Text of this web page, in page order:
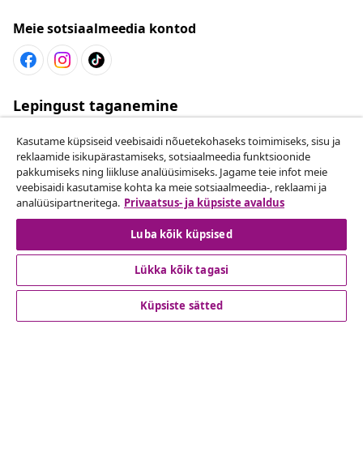
Meie sotsiaalmeedia kontod
Lepingust taganemine
Lepingust taganemine
Klienditeenindus
Ettevõte
Kasutame küpsiseid veebisaidi nõuetekohaseks toimimiseks, sisu ja
reklaamide isikupärastamiseks, sotsiaalmeedia funktsioonide
pakkumiseks ning liikluse analüüsimiseks. Jagame teie infot meie
veebisaidi kasutamise kohta ka meie sotsiaalmeedia-, reklaami ja
analüüsipartneritega. Privaatsus- ja küpsiste avaldus
Luba kõik küpsised
Lükka kõik tagasi
Küpsiste sätted